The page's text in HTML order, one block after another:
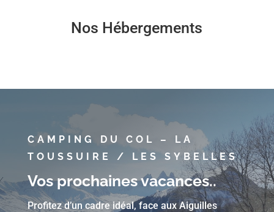
Nos Hébergements
CAMPING DU COL – LA
TOUSSUIRE / LES SYBELLES
Vos prochaines vacances..
Profitez d’un cadre idéal, face aux Aiguilles